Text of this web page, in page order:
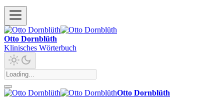
Otto Dornblüth
Klinisches Wörterbuch
Otto Dornblüth